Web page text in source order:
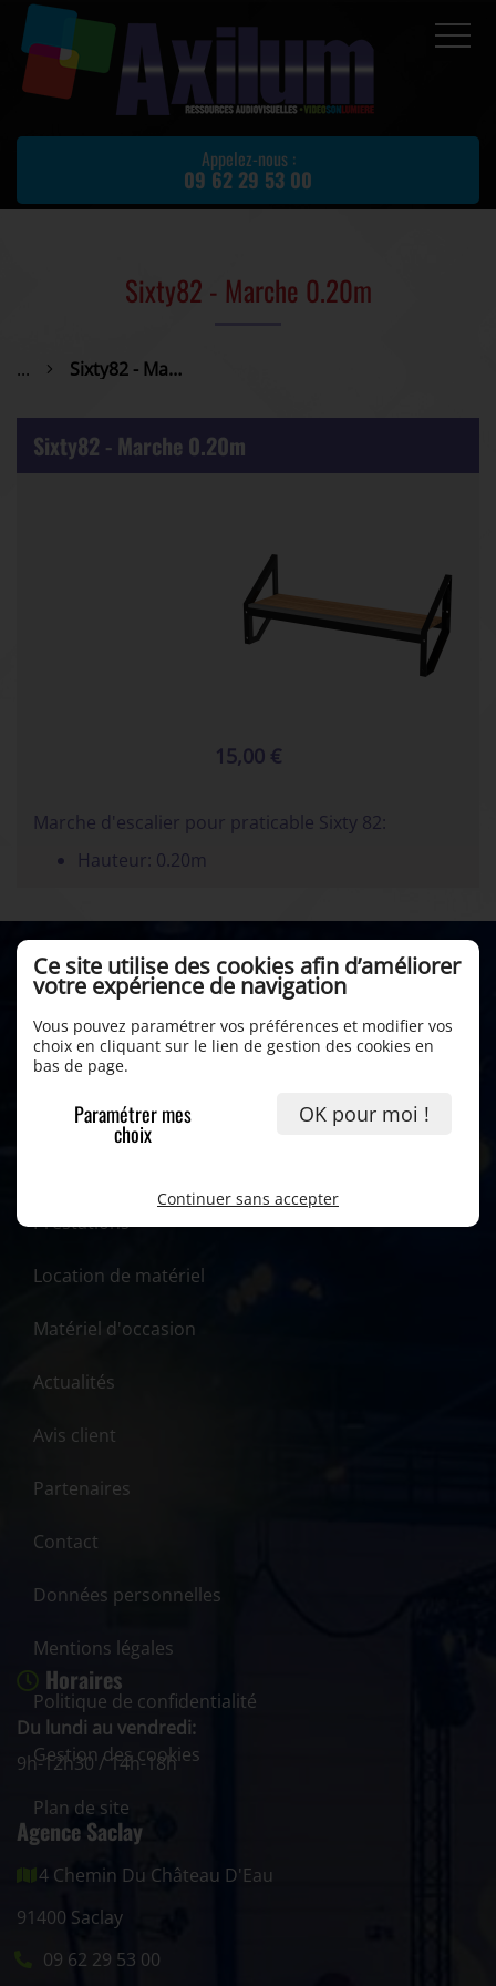
Appelez-nous :
09 62 29 53 00
Accueil
Prestations
Location de matériel
Avis client
Sixty82 - Marche 0.20m
... Sixty82 - Marche 0.20m
Sixty82 - Marche 0.20m
15,00 €
Marche d'escalier pour praticable Sixty 82:
Hauteur: 0.20m
Prestations
Location de matériel
Matériel d'occasion
Actualités
Avis client
Partenaires
Contact
Données personnelles
Mentions légales
Politique de confidentialité
Gestion des cookies
Plan de site
Horaires
Du lundi au vendredi:
9h-12h30 / 14h-18h
Agence Saclay
4 Chemin Du Château D'Eau
91400 Saclay
09 62 29 53 00
Ce site utilise des cookies afin d’améliorer
votre expérience de navigation
Vous pouvez paramétrer vos préférences et modifier vos
choix en cliquant sur le lien de gestion des cookies en
bas de page.
Paramétrer mes
choix
OK pour moi !
Continuer sans accepter